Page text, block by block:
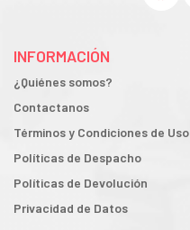
INFORMACIÓN
¿Quiénes somos?
Contactanos
Términos y Condiciones de Uso
Políticas de Despacho
Políticas de Devolución
Privacidad de Datos